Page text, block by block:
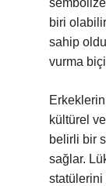
biri
sahip
vurma
kültürel
belirli bir
sağlar.
statülerini